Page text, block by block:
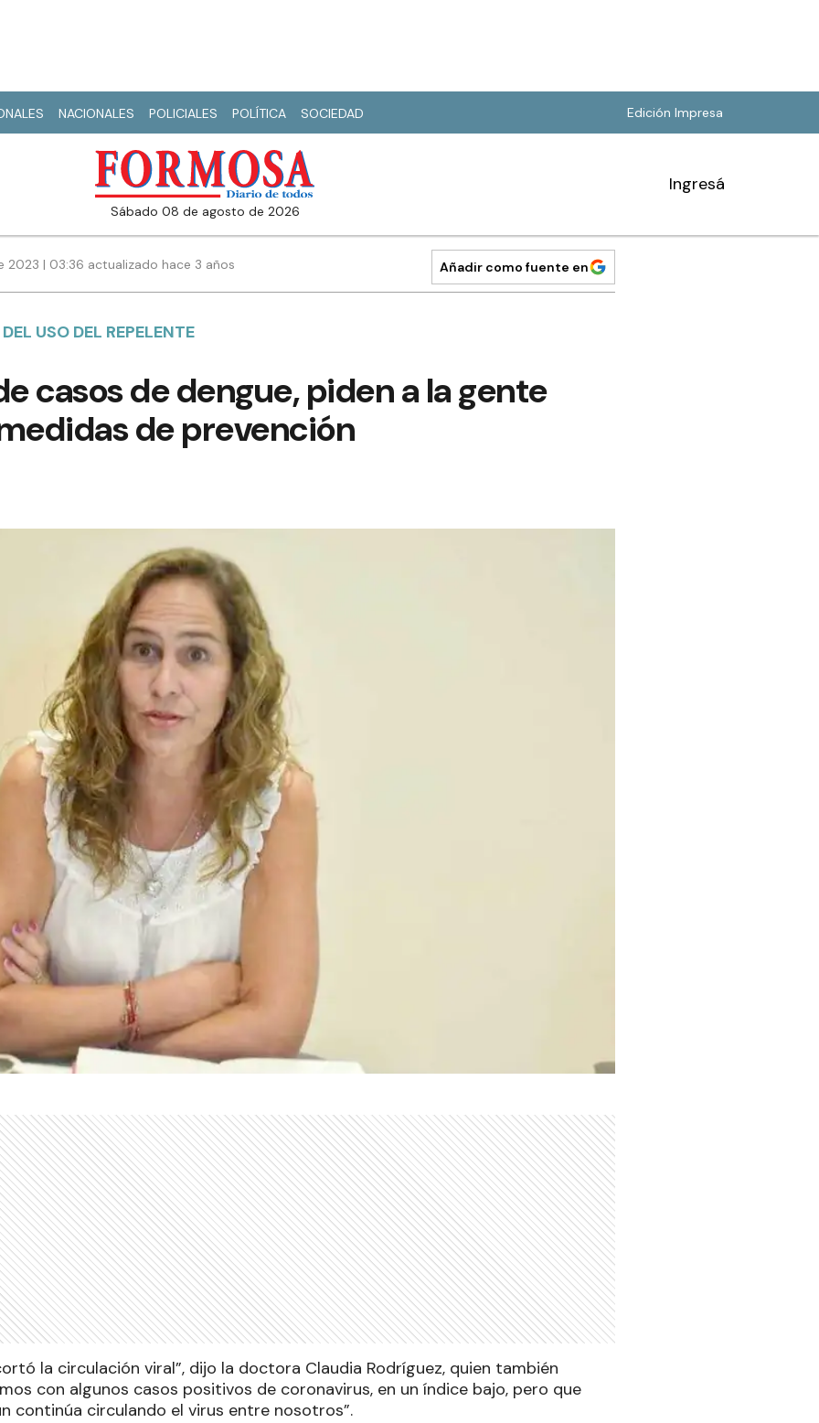
NACIONALES POLICIALES POLÍTICA SOCIEDAD Edición Impresa
sábado 08 de agosto de 2026
Ingresá
2023 | 03:36 actualizado hace 3 años Añadir como fuente en
USO DEL REPELENTE
casos de dengue, piden a la gente
de prevención
la circulación viral”, dijo la doctora Claudia Rodríguez, quien también
con algunos casos positivos de coronavirus, en un índice bajo, pero que
continúa circulando el virus entre nosotros”.